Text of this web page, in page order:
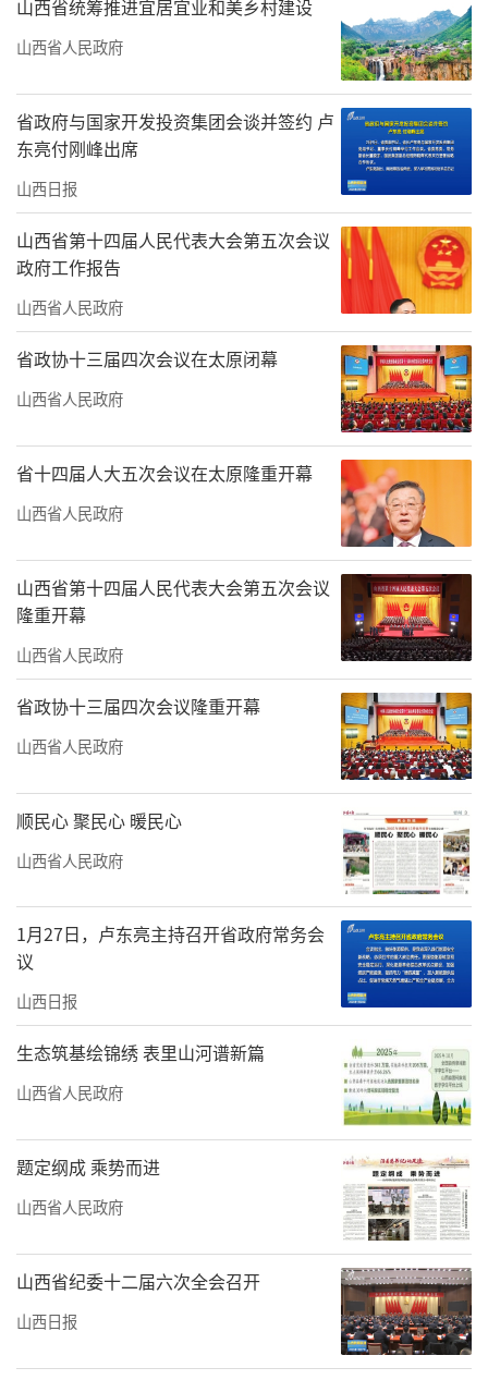
山西省统筹推进宜居宜业和美乡村建设
山西省人民政府
省政府与国家开发投资集团会谈并签约 卢
东亮付刚峰出席
山西日报
山西省第十四届人民代表大会第五次会议
政府工作报告
山西省人民政府
省政协十三届四次会议在太原闭幕
山西省人民政府
省十四届人大五次会议在太原隆重开幕
山西省人民政府
山西省第十四届人民代表大会第五次会议
隆重开幕
山西省人民政府
省政协十三届四次会议隆重开幕
山西省人民政府
顺民心 聚民心 暖民心
山西省人民政府
1月27日，卢东亮主持召开省政府常务会
议
山西日报
生态筑基绘锦绣 表里山河谱新篇
山西省人民政府
题定纲成 乘势而进
山西省人民政府
山西省纪委十二届六次全会召开
山西日报